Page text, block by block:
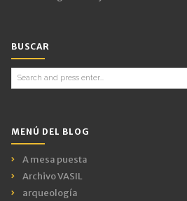
BUSCAR
Search
for:
MENÚ DEL BLOG
A mesa puesta
Archivo VASIL
arqueología